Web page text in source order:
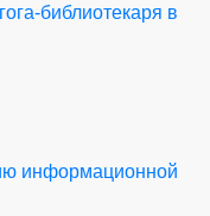
библиотекаря в
информационной